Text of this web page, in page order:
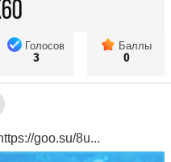
Голосов
3
Баллы
0
goo.su/8u...